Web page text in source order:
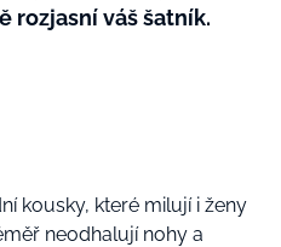
rozjasní váš šatník.
kousky, které milují i ženy
neodhalují nohy a